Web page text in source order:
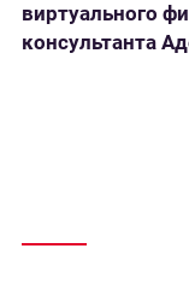
виртуального
консультанта